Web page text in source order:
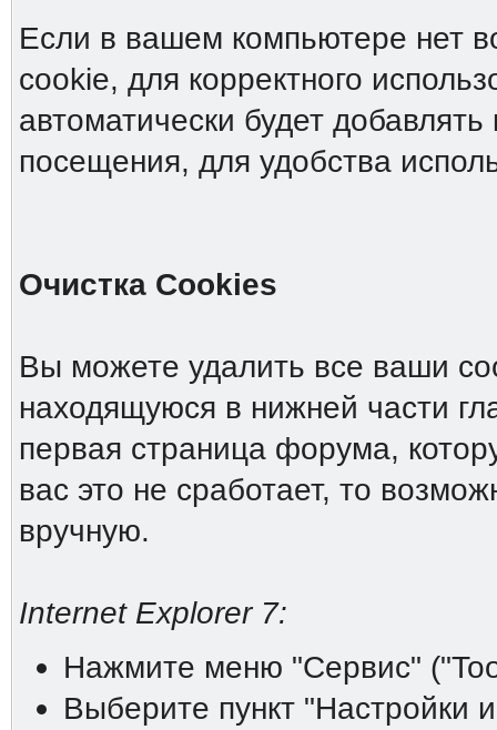
Если в вашем компьютере нет
cookie, для корректного
автоматически будет
посещения, для удобства
Очистка Cookies
Вы можете удалить все ваши
находящуюся в нижней части
первая страница форума,
вас это не сработает, то
вручную.
Internet Explorer 7:
Нажмите меню "Сервис"
Выберите пункт "Настройки